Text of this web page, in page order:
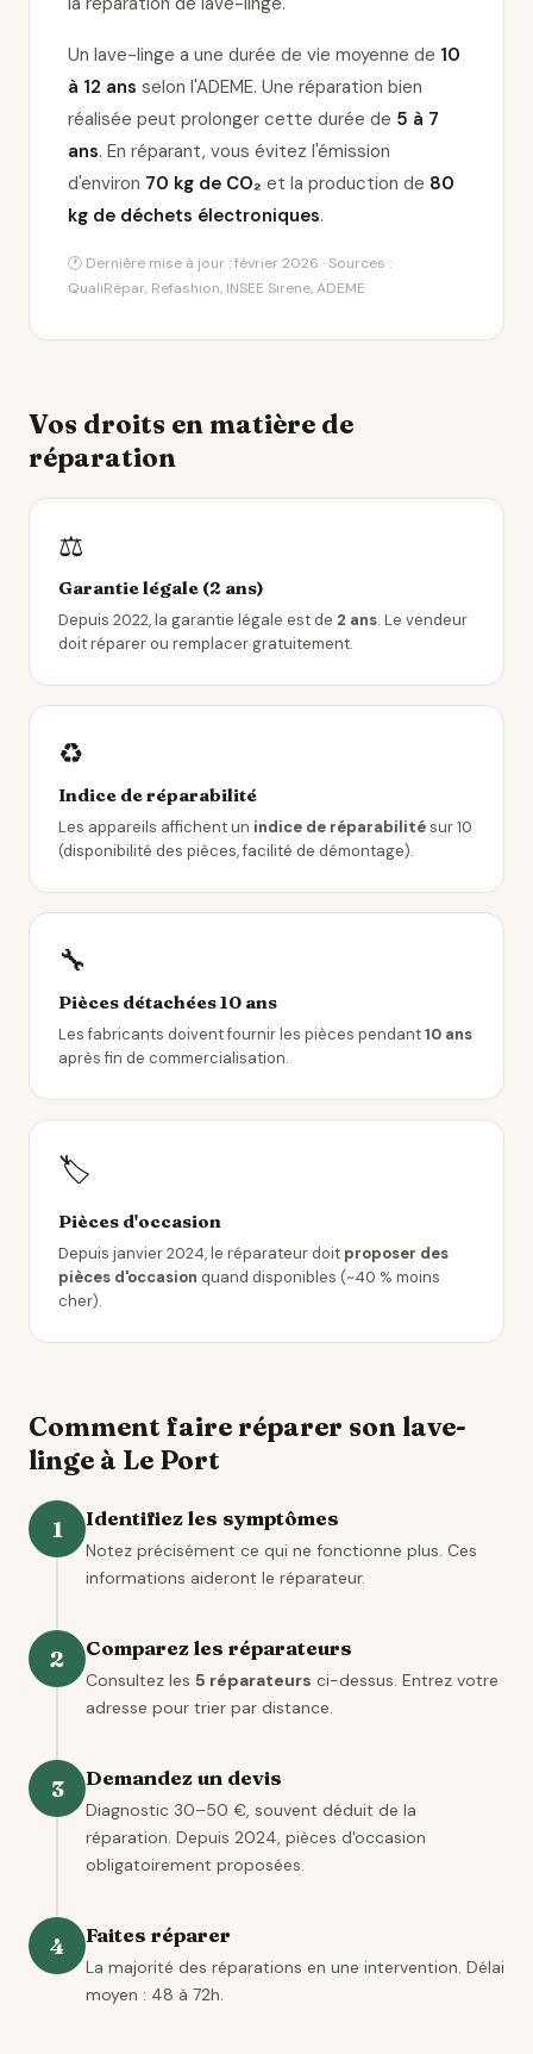
Un lave-linge a une durée de vie moyenne de 10
à 12 ans selon l'ADEME. Une réparation bien
réalisée peut prolonger cette durée de 5 à 7
ans. En réparant, vous évitez l'émission
d'environ 70 kg de CO₂ et la production de 80
kg de déchets électroniques.
🕐 Dernière mise à jour : février 2026 · Sources :
QualiRépar, Refashion, INSEE Sirene, ADEME
Vos droits en matière de
réparation
⚖️
Garantie légale (2 ans)
Depuis 2022, la garantie légale est de 2 ans. Le vendeur
doit réparer ou remplacer gratuitement.
♻️
Indice de réparabilité
Les appareils affichent un indice de réparabilitésur 10
(disponibilité des pièces, facilité de démontage).
🔧
Pièces détachées 10 ans
Les fabricants doivent fournir les pièces pendant10 ans
après fin de commercialisation.
🏷️
Pièces d'occasion
Depuis janvier 2024, le réparateur doit proposer des
pièces d'occasion quand disponibles (~40 % moins
cher).
Comment faire réparer son lave-
linge à Le Port
1 Identifiez les symptômes
Notez précisément ce qui ne fonctionne plus. Ces
informations aideront le réparateur.
2 Comparez les réparateurs
Consultez les 5 réparateurs ci-dessus. Entrez votre
adresse pour trier par distance.
3 Demandez un devis
Diagnostic 30–50 €, souvent déduit de la
réparation. Depuis 2024, pièces d'occasion
obligatoirement proposées.
4 Faites réparer
La majorité des réparations en une intervention. Délai
moyen : 48 à 72h.